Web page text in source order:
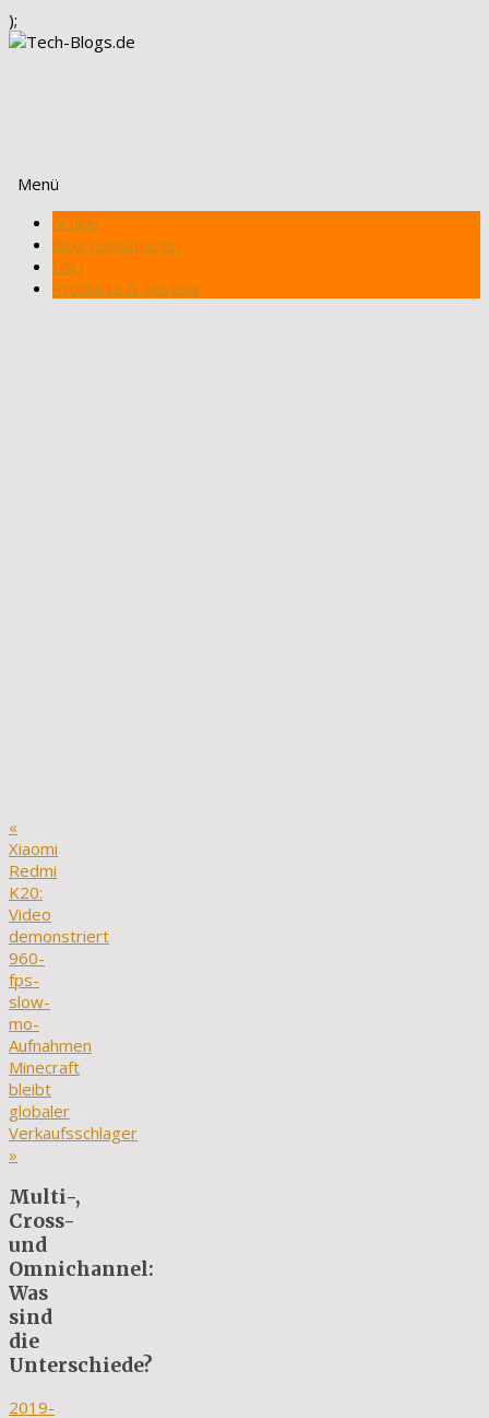
);
Menü
Zum
Inhalt
springen
Artikel
Blog registrieren
FAQ
Produkte & Review
«
Xiaomi
Redmi
K20:
Video
demonstriert
960-
fps-
slow-
mo-
Aufnahmen
Minecraft
bleibt
globaler
Verkaufsschlager
»
Multi-,
Cross-
und
Omnichannel:
Was
sind
die
Unterschiede?
2019-